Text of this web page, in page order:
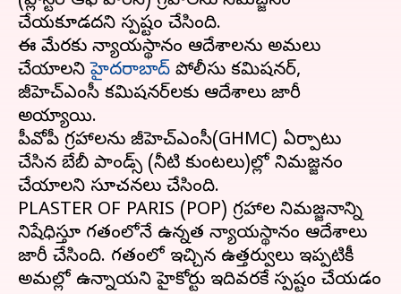
చేయకూడదని స్పష్టం చేసింది.
ఈ మేరకు న్యాయస్థానం ఆదేశాలను అమలు
చేయాలనిహైదరాబాద్ పోలీసు కమిషనర్,
జీహెచ్‌ఎంసీ కమిషనర్‌లకు ఆదేశాలు జారీ
అయ్యాయి.
పీవోపీ విగ్రహాలను జీహెచ్‌ఎంసీ(GHMC) ఏర్పాటు
చేసిన బేబీ పాండ్స్‌ (నీటి కుంటలు)ల్లో నిమజ్జనం
చేయాలని సూచనలు చేసింది.
PLASTER OF PARIS (POP) విగ్రహాల నిమజ్జనాన్ని
నిషేధిస్తూ గతంలోనే ఉన్నత న్యాయస్థానం ఆదేశాలు
జారీ చేసింది. గతంలో ఇచ్చిన ఉత్తర్వులు ఇప్పటికీ
అమల్లో ఉన్నాయని హైకోర్టు ఇదివరకే స్పష్టం చేయడం